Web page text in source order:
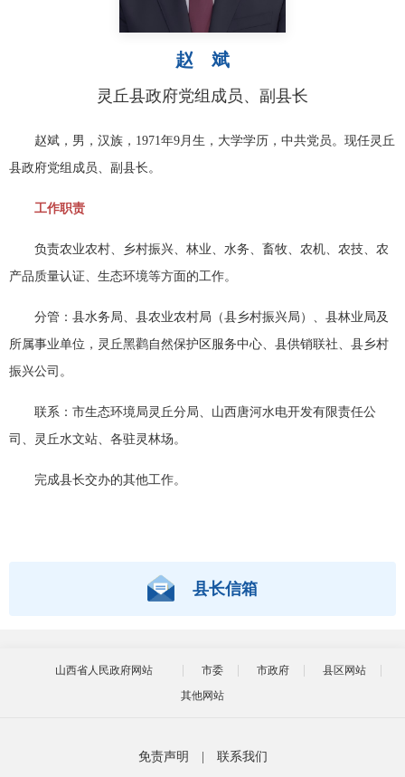
赵 斌
灵丘县政府党组成员、副县长
赵斌，男，汉族，1971年9月生，大学学历，中共党员。现任灵丘
县政府党组成员、副县长。
工作职责
负责农业农村、乡村振兴、林业、水务、畜牧、农机、农技、农
产品质量认证、生态环境等方面的工作。
分管：县水务局、县农业农村局（县乡村振兴局）、县林业局及
所属事业单位，灵丘黑鹳自然保护区服务中心、县供销联社、县乡村
振兴公司。
联系：市生态环境局灵丘分局、山西唐河水电开发有限责任公
司、灵丘水文站、各驻灵林场。
完成县长交办的其他工作。
县长信箱
山西省人民政府网站 市委 市政府
县区网站
其他网站
免责声明 | 联系我们